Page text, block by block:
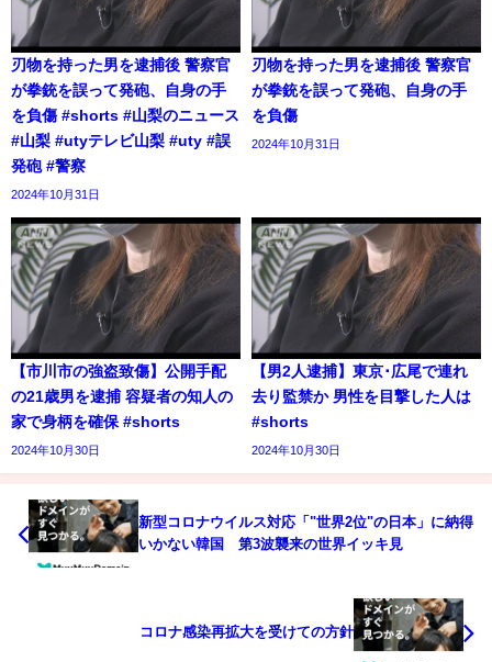
刃物を持った男を逮捕後 警察官
が拳銃を誤って発砲、自身の手
を負傷 #shorts #山梨のニュース
#山梨 #utyテレビ山梨 #uty #誤
発砲 #警察
2024年10月31日
刃物を持った男を逮捕後 警察官
が拳銃を誤って発砲、自身の手
を負傷
2024年10月31日
【市川市の強盗致傷】公開手配
の21歳男を逮捕 容疑者の知人の
家で身柄を確保 #shorts
2024年10月30日
【男2人逮捕】東京･広尾で連れ
去り監禁か 男性を目撃した人は
#shorts
2024年10月30日
新型コロナウイルス対応「"世界2位"の日本」に納得
いかない韓国 第3波襲来の世界イッキ見
コロナ感染再拡大を受けての方針